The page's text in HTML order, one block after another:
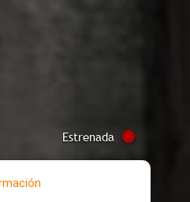
Estrenada